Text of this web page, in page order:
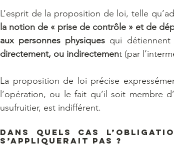
L’esprit de la proposition de loi, telle
la notion de « prise de contrôle » et de
aux personnes physiques qui
directement, ou indirectement (par
La proposition de loi précise
l’opération, ou le fait qu’il soit membre
usufruitier, est indifférent.
Dans quels cas
s’appliquerait pas ?